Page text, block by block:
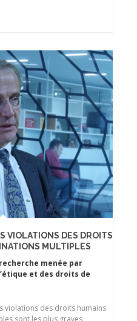
VIOLATIONS DES DROITS
MULTIPLES
menée par
et des droits de
violations des droits humains
sont les plus graves,